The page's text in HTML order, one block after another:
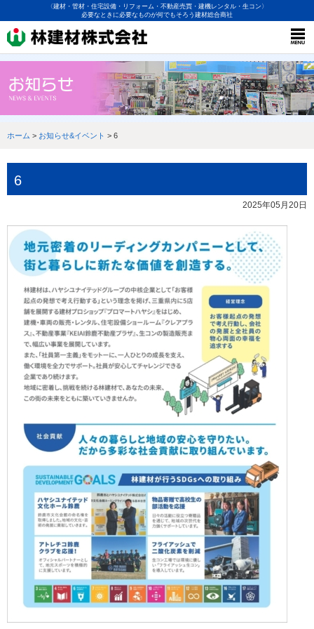
〈建材・管材・住宅設備・リフォーム・不動産売買・建機レンタル・生コン〉
必要なときに必要なものが何でもそろう建材総合商社
ホーム > お知らせ&イベント > 6
6
2025年05月20日